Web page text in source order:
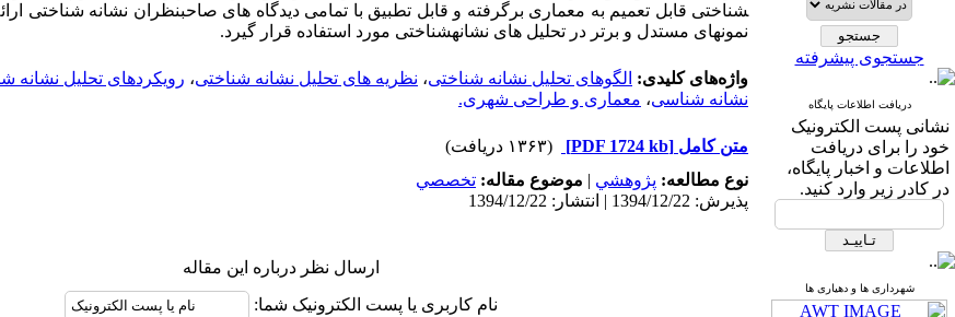
جستجوی پیشرفته
دریافت اطلاعات پایگاه
نشانی پست الکترونیک
خود را برای دریافت
اطلاعات و اخبار پایگاه،
در کادر زیر وارد کنید.
شهرداری ها و دهیاری ها
شناختی قابل تعمیم به معماری برگرفته و قابل تطبیق با تمامی دیدگاه های صاحبنظران نشانه شناختی
نمونه­ای مستدل و برتر در تحلیل های نشانه­شناختی مورد استفاده قرار گیرد.
واژه‌های کلیدی: الگوهای تحلیل نشانه شناختی، نظریه های تحلیل نشانه شناختی، رویکردهای تحلیل نشانه
نشانه شناسی، معماری و طراحی شهری.
متن کامل [PDF 1724 kb]
(۱۳۶۳ دریافت)
نوع مطالعه: پژوهشي | موضوع مقاله: تخصصي
پذیرش: 1394/12/22 | انتشار: 1394/12/22
ارسال نظر درباره این مقاله
نام کاربری یا پست الکترونیک شما: